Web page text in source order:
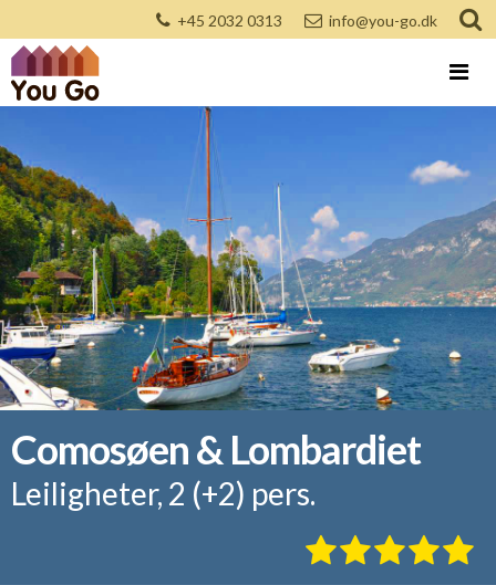
+45 2032 0313 info@you-go.dk
Comosøen & Lombardiet
Leiligheter, 2 (+2) pers.